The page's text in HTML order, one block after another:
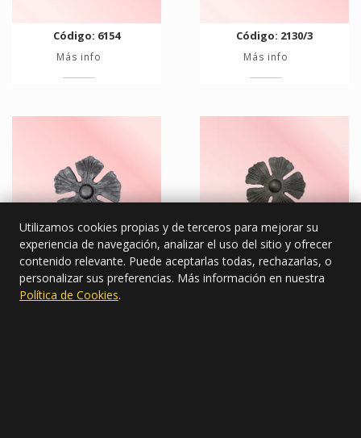
Utilizamos cookies propias y de terceros para mejorar su
experiencia de navegación, analizar el uso del sitio y ofrecer
contenido relevante. Puede aceptarlas todas, rechazarlas, o
personalizar sus preferencias. Más información en nuestra
Política de Cookies.
Código: 6154
Más info
Código: 2130/3
Más info
Código: 6130
Más info
Código: 2130-1B